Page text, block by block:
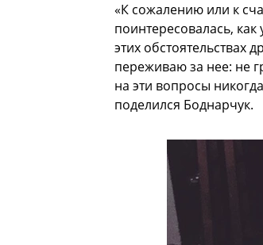
«К сожалению или к
поинтересовалась,
этих обстоятельствах
переживаю за нее: не
на эти вопросы
поделился Боднарчук.